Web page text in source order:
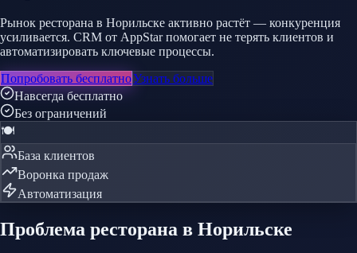
Рынок ресторана в Норильске активно растёт — конкуренция
усиливается. CRM от AppStar помогает не терять клиентов и
автоматизировать ключевые процессы.
Попробовать бесплатноУзнать больше
Навсегда бесплатно
Без ограничений
🍽️
База клиентов
Воронка продаж
Автоматизация
Проблема ресторана в Норильске